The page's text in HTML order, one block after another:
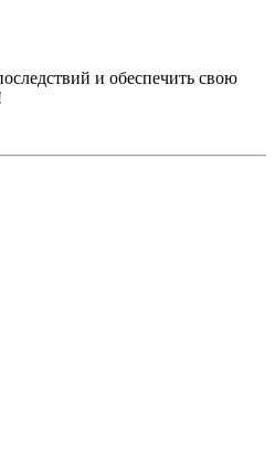
и обеспечить свою